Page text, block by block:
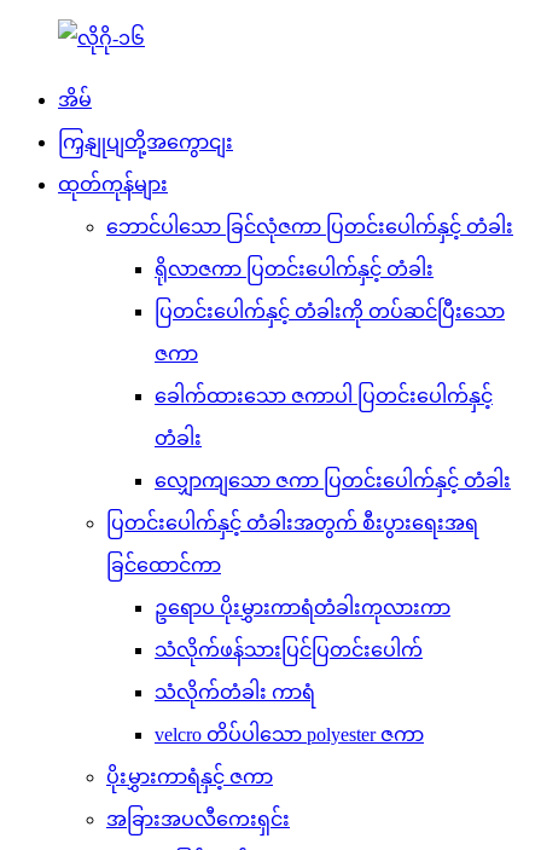
အိမ်
ကြှနျုပျတို့အကွောငျး
ထုတ်ကုန်များ
ဘောင်ပါသော ခြင်လုံဇကာ ပြတင်းပေါက်နှင့် တံခါး
ရိုလာဇကာ ပြတင်းပေါက်နှင့် တံခါး
ပြတင်းပေါက်နှင့် တံခါးကို တပ်ဆင်ပြီးသော
ဇကာ
ခေါက်ထားသော ဇကာပါ ပြတင်းပေါက်နှင့်
တံခါး
လျှောကျသော ဇကာ ပြတင်းပေါက်နှင့် တံခါး
ပြတင်းပေါက်နှင့် တံခါးအတွက် စီးပွားရေးအရ
ခြင်ထောင်ကာ
ဥရောပ ပိုးမွှားကာရံတံခါးကုလားကာ
သံလိုက်ဖန်သားပြင်ပြတင်းပေါက်
သံလိုက်တံခါး ကာရံ
velcro တိပ်ပါသော polyester ဇကာ
ပိုးမွှားကာရံနှင့် ဇကာ
အခြားအပလီကေးရှင်း